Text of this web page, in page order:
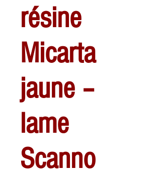
résine
Micarta
jaune –
lame
Scanno